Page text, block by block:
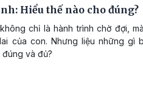
Hiểu thế nào cho đúng?
chỉ là hành trình chờ đợi,
của con. Nhưng liệu những gì
và đủ?